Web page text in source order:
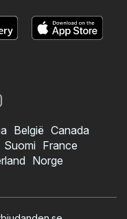
België Canada
Suomi France
Norge